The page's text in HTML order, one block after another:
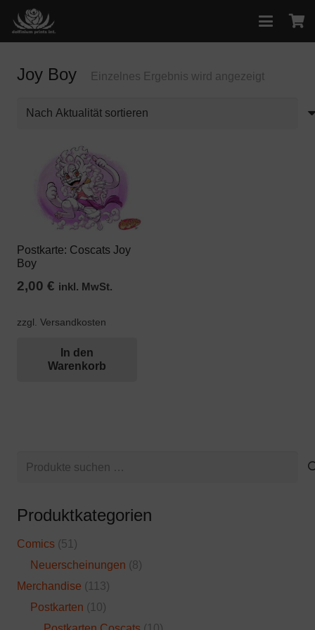
Joy Boy Einzelnes Ergebnis wird angezeigt
Postkarte: Coscats Joy
Boy
2,00 € inkl. MwSt.
zzgl. Versandkosten
In den
Warenkorb
Suchen
Produktkategorien
Comics (51)
Neuerscheinungen (8)
Merchandise (113)
Postkarten (10)